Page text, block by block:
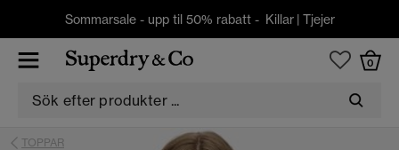
Sommarsale - upp til 50% rabatt - Killar| Tjejer
0
TOPPAR